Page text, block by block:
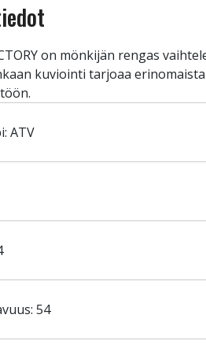
on mönkijän rengas
kuviointi tarjoaa
ATV
54